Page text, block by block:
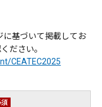
に基づいて掲載してお
ださい。
CEATEC2025
須